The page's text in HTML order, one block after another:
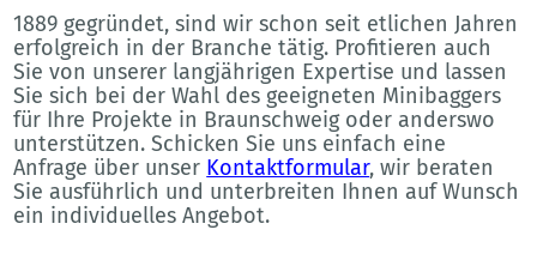
1889 gegründet, sind wir schon seit etlichen Jahren
erfolgreich in der Branche tätig. Profitieren auch
Sie von unserer langjährigen Expertise und lassen
Sie sich bei der Wahl des geeigneten Minibaggers
für Ihre Projekte in Braunschweig oder anderswo
unterstützen. Schicken Sie uns einfach eine
Anfrage über unser Kontaktformular, wir beraten
Sie ausführlich und unterbreiten Ihnen auf Wunsch
ein individuelles Angebot.